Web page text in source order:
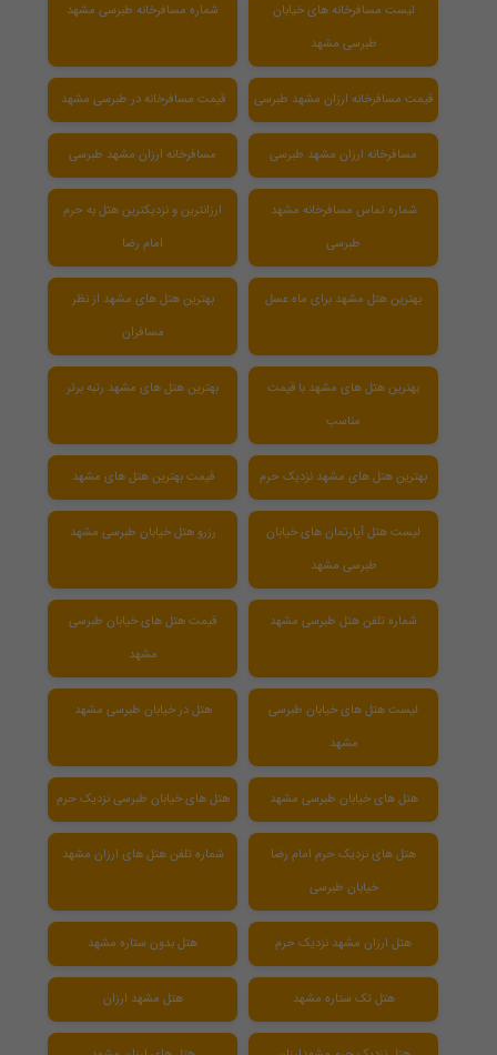
لیست مسافرخانه های خیابان
طبرسی مشهد
شماره مسافرخانه طبرسی مشهد
قیمت مسافرخانه ارزان مشهد طبرسی قیمت مسافرخانه در طبرسی مشهد
مسافرخانه ارزان مشهد طبرسی مسافرخانه ارزان مشهد طبرسی
شماره تماس مسافرخانه مشهد
طبرسی
ارزانترین و نزدیکترین هتل به حرم
امام رضا
بهترین هتل مشهد برای ماه عسل
بهترین هتل های مشهد از نظر
مسافران
بهترین هتل های مشهد با قیمت
مناسب
بهترین هتل های مشهد رتبه برتر
بهترین هتل های مشهد نزدیک حرم قیمت بهترین هتل های مشهد
لیست هتل آپارتمان های خیابان
طبرسی مشهد
رزرو هتل خیابان طبرسی مشهد
شماره تلفن هتل طبرسی مشهد
قیمت هتل های خیابان طبرسی
مشهد
لیست هتل های خیابان طبرسی
مشهد
هتل در خیابان طبرسی مشهد
هتل های خیابان طبرسی مشهد هتل های خیابان طبرسی نزدیک حرم
هتل های نزدیک حرم امام رضا
خیابان طبرسی
شماره تلفن هتل های ارزان مشهد
هتل ارزان مشهد نزدیک حرم هتل بدون ستاره مشهد
هتل تک ستاره مشهد هتل مشهد ارزان